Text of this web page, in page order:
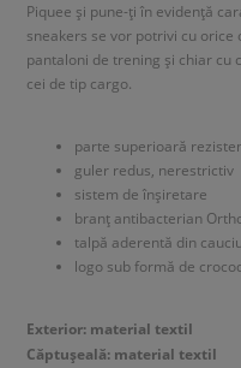
Piquee și pune-ți în evidență
sneakers se vor potrivi cu orice
pantaloni de trening și chiar cu
cei de tip cargo.
parte superioară
guler redus, nerestrictiv
sistem de înșiretare
branț antibacterian
talpă aderentă din
logo sub formă de
Exterior: material textil
Căptușeală: material textil